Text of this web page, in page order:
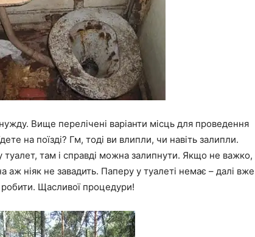
Вище перелічені варіанти місць для проведення
на поїзді? Гм, тоді ви влипли, чи навіть залипли.
туалет, там і справді можна залипнути. Якщо не важко,
аж ніяк не завадить. Паперу у туалеті немає – далі вже
Щасливої процедури!